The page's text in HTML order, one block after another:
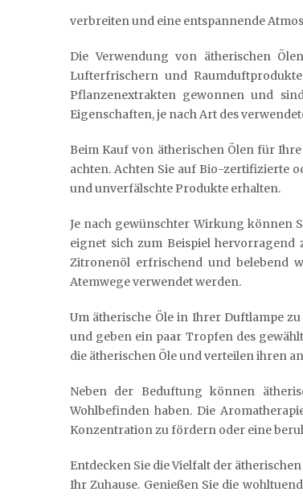
verbreiten und eine entspannende
Die Verwendung von ätherischen
Lufterfrischern und
Pflanzenextrakten gewonnen und
Eigenschaften, je nach Art des
Beim Kauf von ätherischen Ölen für
achten. Achten Sie auf Bio-zertifizierte
und unverfälschte Produkte erhalten.
Je nach gewünschter Wirkung können
eignet sich zum Beispiel
Zitronenöl erfrischend und belebend
Atemwege verwendet werden.
Um ätherische Öle in Ihrer Duftlampe
und geben ein paar Tropfen des
die ätherischen Öle und verteilen ihren
Neben der Beduftung können
Wohlbefinden haben. Die
Konzentration zu fördern oder eine
Entdecken Sie die Vielfalt der
Ihr Zuhause. Genießen Sie die